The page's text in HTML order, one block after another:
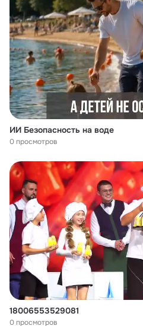
ИИ Безопасность на воде
0 просмотров
18006553529081
0 просмотров